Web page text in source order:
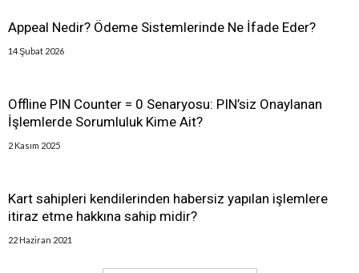
Appeal Nedir? Ödeme Sistemlerinde Ne İfade Eder?
14 Şubat 2026
Offline PIN Counter = 0 Senaryosu: PIN’siz Onaylanan
İşlemlerde Sorumluluk Kime Ait?
2 Kasım 2025
Kart sahipleri kendilerinden habersiz yapılan işlemlere
itiraz etme hakkına sahip midir?
22 Haziran 2021